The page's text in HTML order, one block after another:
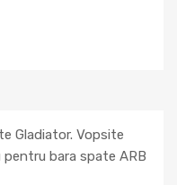
Gladiator. Vopsite
bara spate ARB